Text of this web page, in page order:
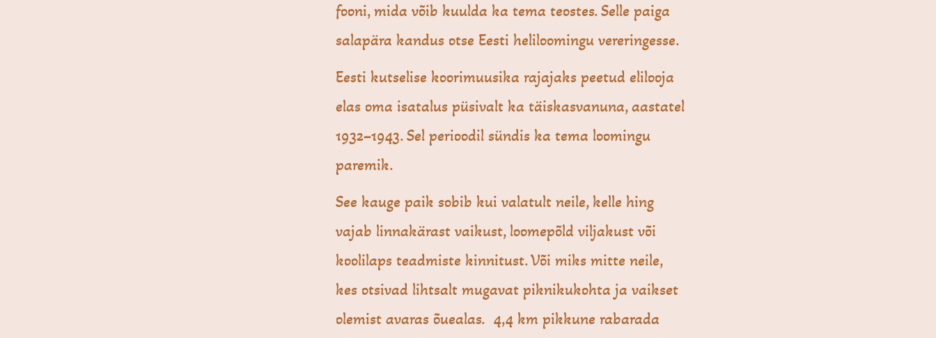
fooni, mida võib kuulda ka tema teostes. Selle paiga
salapära kandus otse Eesti heliloomingu vereringesse.
Eesti kutselise koorimuusika rajajaks peetud elilooja
elas oma isatalus püsivalt ka täiskasvanuna, aastatel
1932–1943. Sel perioodil sündis ka tema loomingu
paremik.
See kauge paik sobib kui valatult neile, kelle hing
vajab linnakärast vaikust, loomepõld viljakust või
koolilaps teadmiste kinnitust. Või miks mitte neile,
kes otsivad lihtsalt mugavat piknikukohta ja vaikset
olemist avaras õuealas. 4,4 km pikkune rabarada